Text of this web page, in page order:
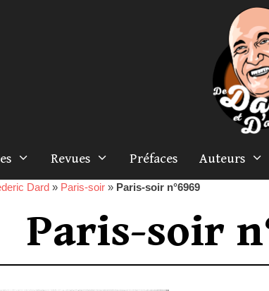
Revues Préfaces Auteurs
Dard » Paris-soir » Paris-soir n°6969
Paris-soir